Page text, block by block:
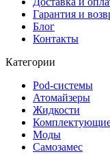
Гарантия и
Блог
Контакты
Категории
Pod-системы
Атомайзеры
Жидкости
Моды
Самозамес